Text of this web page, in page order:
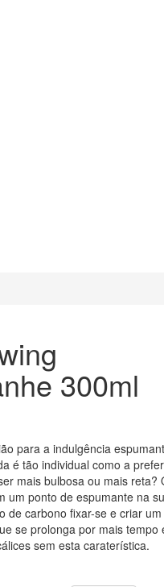
300ml
para a indulgência
é tão individual como a
mais bulbosa ou mais reta?
um ponto de espumante na
de carbono fixar-se e criar um
se prolonga por mais tempo
sem esta caraterística.